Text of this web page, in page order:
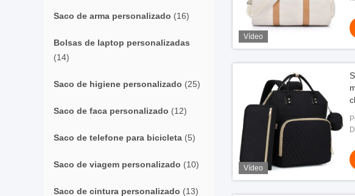
Saco de arma personalizado (16)
Bolsas de laptop personalizadas
(14)
Saco de higiene personalizado (25)
Saco de faca personalizado (12)
Saco de telefone para bicicleta (5)
Saco de viagem personalizado (10)
Saco de cintura personalizado (13)
Vídeo
Vídeo